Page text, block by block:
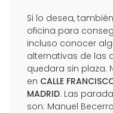
Si lo desea,
oficina para
incluso conocer
alternativas de las
quedara sin plaza.
en CALLE
MADRID. Las
son: Manuel